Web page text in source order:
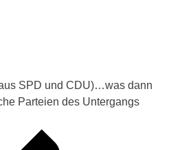
SPD und CDU)…was dann
Parteien des Untergangs